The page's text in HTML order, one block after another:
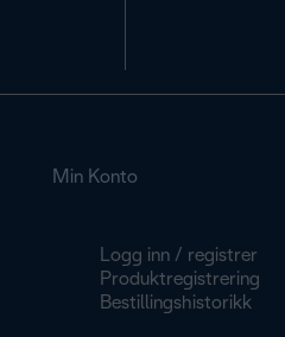
Min Konto
Logg inn / registrer
Produktregistrering
Bestillingshistorikk